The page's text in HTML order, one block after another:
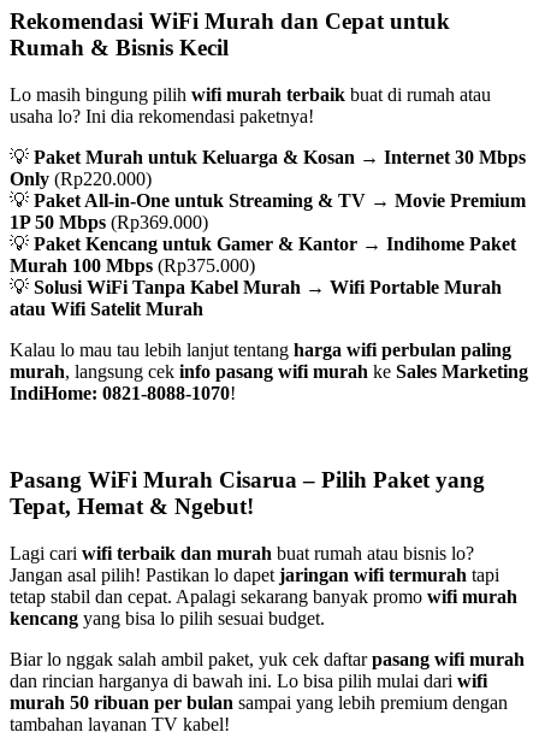
Rekomendasi WiFi Murah dan Cepat untuk
Rumah & Bisnis Kecil
Lo masih bingung pilih wifi murah terbaik buat di rumah atau
usaha lo? Ini dia rekomendasi paketnya!
💡 Paket Murah untuk Keluarga & Kosan → Internet 30 Mbps
Only (Rp220.000)
💡 Paket All-in-One untuk Streaming & TV → Movie Premium
1P 50 Mbps (Rp369.000)
💡 Paket Kencang untuk Gamer & Kantor → Indihome Paket
Murah 100 Mbps (Rp375.000)
💡 Solusi WiFi Tanpa Kabel Murah → Wifi Portable Murah
atau Wifi Satelit Murah
Kalau lo mau tau lebih lanjut tentang harga wifi perbulan paling
murah, langsung cek info pasang wifi murah ke Sales Marketing
IndiHome: 0821-8088-1070!
Pasang WiFi Murah Cisarua – Pilih Paket yang
Tepat, Hemat & Ngebut!
Lagi cari wifi terbaik dan murah buat rumah atau bisnis lo?
Jangan asal pilih! Pastikan lo dapet jaringan wifi termurah tapi
tetap stabil dan cepat. Apalagi sekarang banyak promo wifi murah
kencang yang bisa lo pilih sesuai budget.
Biar lo nggak salah ambil paket, yuk cek daftarpasang wifi murah
dan rincian harganya di bawah ini. Lo bisa pilih mulai dari wifi
murah 50 ribuan per bulan sampai yang lebih premium dengan
tambahan layanan TV kabel!